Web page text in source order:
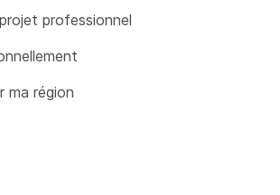
professionnel
ma région